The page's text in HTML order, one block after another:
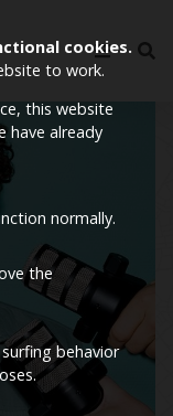
cookies.
to work.
this website
have already
normally.
the
behavior